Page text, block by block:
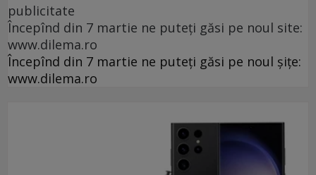
publicitate
Începînd din 7 martie ne puteți găsi pe noul site:
www.dilema.ro
Începînd din 7 martie ne puteți găsi pe noul șițe:
www.dilema.ro